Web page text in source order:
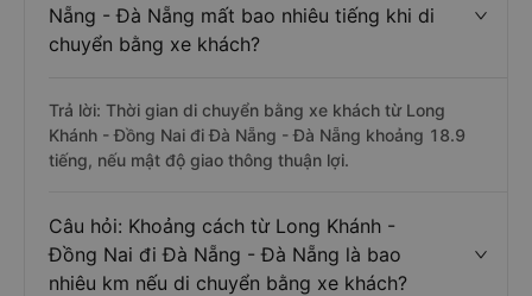
Nẵng - Đà Nẵng mất bao nhiêu tiếng khi di
chuyển bằng xe khách?
Trả lời: Thời gian di chuyển bằng xe khách từ Long
Khánh - Đồng Nai đi Đà Nẵng - Đà Nẵng khoảng 18.9
tiếng, nếu mật độ giao thông thuận lợi.
Câu hỏi: Khoảng cách từ Long Khánh -
Đồng Nai đi Đà Nẵng - Đà Nẵng là bao
nhiêu km nếu di chuyển bằng xe khách?